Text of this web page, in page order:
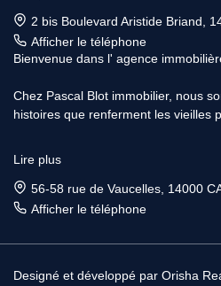
2 bis Boulevard Aristide Briand,
Afficher le téléphone
Bienvenue dans l' agence
Chez Pascal Blot immobilier, nous
histoires que renferment les vieilles
offrons des solutions
vos rèves ou vendre votre bien avec
approche professionnelle et
Vous souhaitez faire estimer une
Lire plus
56-58 rue de Vaucelles, 14000
Afficher le téléphone
Designé et développé par Orisha